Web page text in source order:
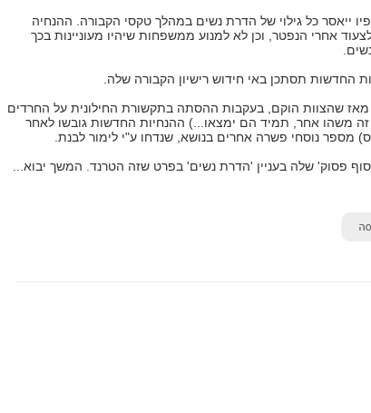
ייאסר כל גילוי של הדרת נשים במהלך טקסי הקבורה. ההנחיה
אחרי הנפטר, וכן לא למנוע ממשפחות שיהיו מעוניינות בכך
החדשות תסתכן באי חידוש רישיון הקבורה שלה.
מאז שהצוות הוקם, בעקבות ההסתה בתקשורת החילונית על החרדים
משהו אחר, תמיד הם ימצאו...) ההנחיות החדשות גובשו לאחר
מספר נוסחי פשרה אחרים בנושא, שנדחו ע"י לימור לבנת.
פסוק' שלה בעניין 'הדרת נשים' בפרט שזה הטרנד. המשך יבוא...